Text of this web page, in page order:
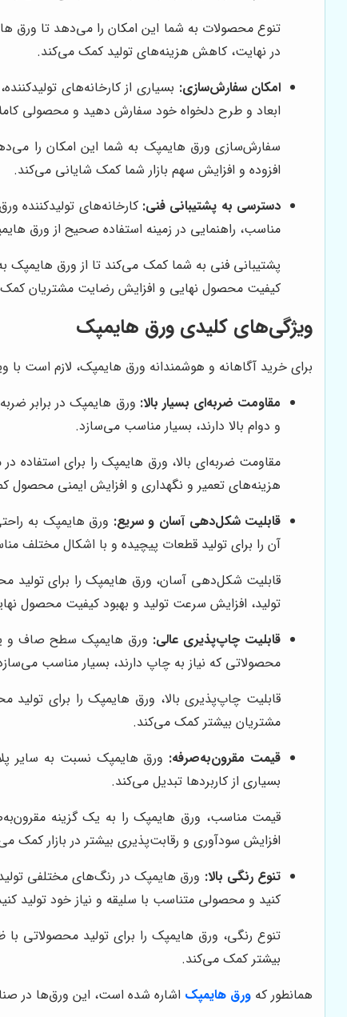
تنوع محصولات به شما این امکان را می‌دهد تا ورق
در نهایت، کاهش هزینه‌های تولید کمک می‌کند.
امکان سفارش‌سازی: بسیاری از کارخانه‌های
ابعاد و طرح دلخواه خود سفارش دهید و محصولی
سفارش‌سازی ورق هایمپک به شما این امکان را
افزوده و افزایش سهم بازار شما کمک شایانی می‌کند.
دسترسی به پشتیبانی فنی: کارخانه‌های تولیدکننده
مناسب، راهنمایی در زمینه استفاده صحیح از ورق
پشتیبانی فنی به شما کمک می‌کند تا از ورق هایمپک
کیفیت محصول نهایی و افزایش رضایت مشتریان
ویژگی‌های کلیدی ورق هایمپک
برای خرید آگاهانه و هوشمندانه ورق هایمپک، لازم است
مقاومت ضربه‌ای بسیار بالا: ورق هایمپک در برابر
و دوام بالا دارند، بسیار مناسب می‌سازد.
مقاومت ضربه‌ای بالا، ورق هایمپک را برای
هزینه‌های تعمیر و نگهداری و افزایش ایمنی محصول
قابلیت شکل‌دهی آسان و سریع: ورق هایمپک به
آن را برای تولید قطعات پیچیده و با اشکال مختلف
قابلیت شکل‌دهی آسان، ورق هایمپک را برای تولید
تولید، افزایش سرعت تولید و بهبود کیفیت محصول
قابلیت چاپ‌پذیری عالی: ورق هایمپک سطح صاف و
محصولاتی که نیاز به چاپ دارند، بسیار مناسب
قابلیت چاپ‌پذیری بالا، ورق هایمپک را برای
مشتریان بیشتر کمک می‌کند.
قیمت مقرون‌به‌صرفه:
بسیاری از کاربردها تبدیل می‌کند.
قیمت مناسب، ورق هایمپک را به یک گزینه
افزایش سودآوری و رقابت‌پذیری بیشتر در بازار کمک
تنوع رنگی بالا: ورق هایمپک در رنگ‌های مختلفی
کنید و محصولی متناسب با سلیقه و نیاز خود تولید
تنوع رنگی، ورق هایمپک را برای تولید محصولاتی
بیشتر کمک می‌کند.
همانطور که ورق هایمپک اشاره شده است، این ورق‌ها در